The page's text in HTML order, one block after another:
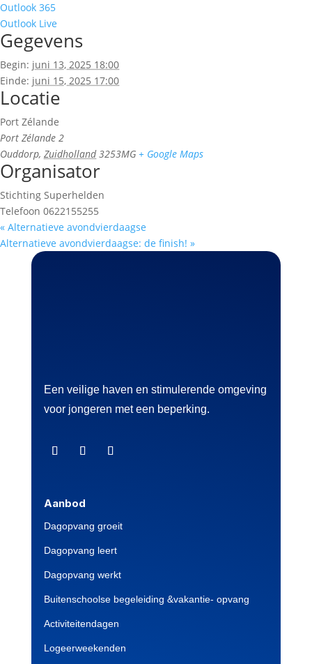
Outlook 365
Outlook Live
Gegevens
Begin: juni 13, 2025 18:00
Einde: juni 15, 2025 17:00
Locatie
Port Zélande
Port Zélande 2
Ouddorp, Zuidholland 3253MG + Google Maps
Organisator
Stichting Superhelden
Telefoon 0622155255
« Alternatieve avondvierdaagse
Alternatieve avondvierdaagse: de finish! »
Een veilige haven en stimulerende omgeving
voor jongeren met een beperking.
Aanbod
Dagopvang groeit
Dagopvang leert
Dagopvang werkt
Buitenschoolse begeleiding &vakantie- opvang
Activiteitendagen
Logeerweekenden